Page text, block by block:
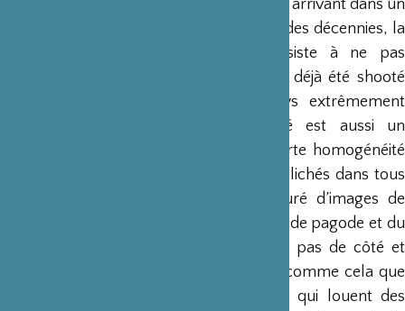
Spontanément, en tant que photographe arrivant dans un
pays qui a été tellement mitraillé depuis des décennies, la
première difficulté ou challenge consiste à ne pas
réinventer la roue en refaisant ce qui a déjà été shooté
brillamment. Mais le fait que ce pays extrêmement
photogénique ait été tant représenté est aussi un
avantage car au fond il y a une très forte homogénéité
dans ces représentations : ce sont des clichés dans tous
les sens du terme. Instagram est saturé d’images de
(fausses) geishas avec ombrelle sur fond de pagode et du
coup, il n’est pas si difficile de faire un pas de côté et
trouver d’autres sujets à exposer. C’est comme cela que
j’ai imaginé ma mini-série sur les filles qui louent des